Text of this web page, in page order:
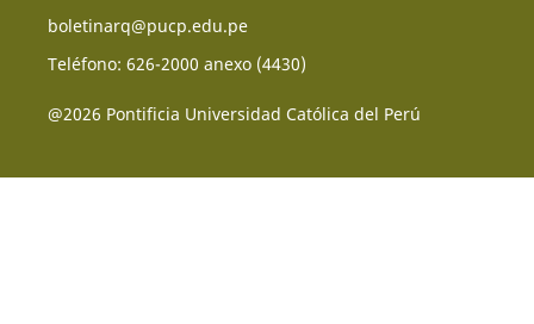
boletinarq@pucp.edu.pe
Teléfono: 626-2000 anexo (4430)
@2026 Pontificia Universidad Católica del Perú